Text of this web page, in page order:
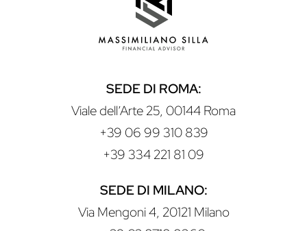
SEDE DI ROMA:
Viale dell’Arte 25, 00144 Roma
+39 06 99 310 839
+39 334 221 81 09
SEDE DI MILANO:
Via Mengoni 4, 20121 Milano